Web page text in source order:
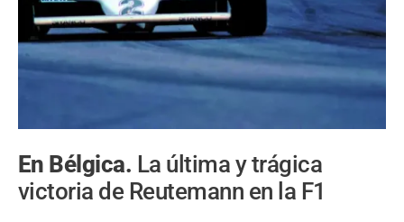
En Bélgica. La última y trágica
victoria de Reutemann en la F1